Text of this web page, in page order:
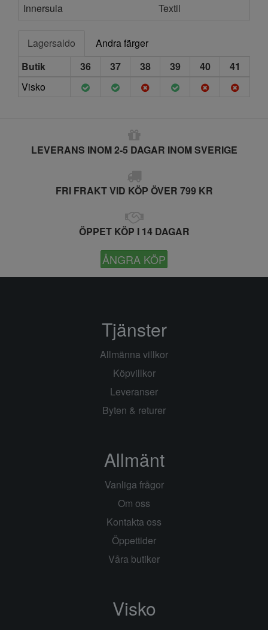
Innersula
Textil
Lagersaldo
Andra färger
Butik
36 37 38 39 40
41
Visko
LEVERANS INOM 2-5 DAGAR INOM SVERIGE
FRI FRAKT VID KÖP ÖVER 799 KR
ÖPPET KÖP I 14 DAGAR
ÅNGRA KÖP
Tjänster
Allmänna villkor
Köpvillkor
Leveranser
Byten & returer
Allmänt
Vanliga frågor
Om oss
Kontakta oss
Öppettider
Våra butiker
Visko